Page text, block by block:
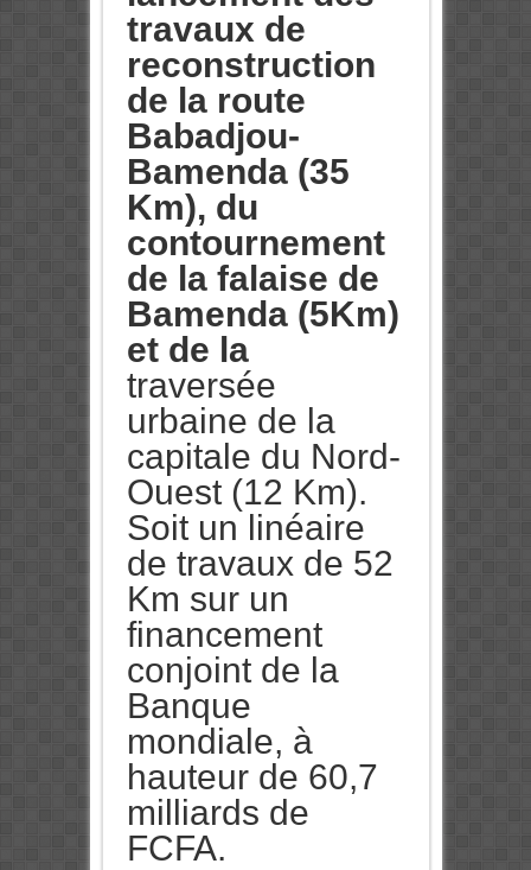
travaux de
reconstruction
de la route
Babadjou-
Bamenda (35
Km), du
contournement
de la falaise de
Bamenda (5Km)
et de la
traversée
urbaine de la
capitale du Nord-
Ouest (12 Km).
Soit un linéaire
de travaux de 52
Km sur un
financement
conjoint de la
Banque
mondiale, à
hauteur de 60,7
milliards de
FCFA.